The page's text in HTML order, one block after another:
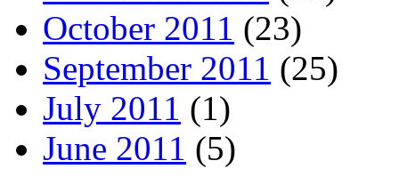
October 2011 (23)
September 2011 (25)
July 2011 (1)
June 2011 (5)